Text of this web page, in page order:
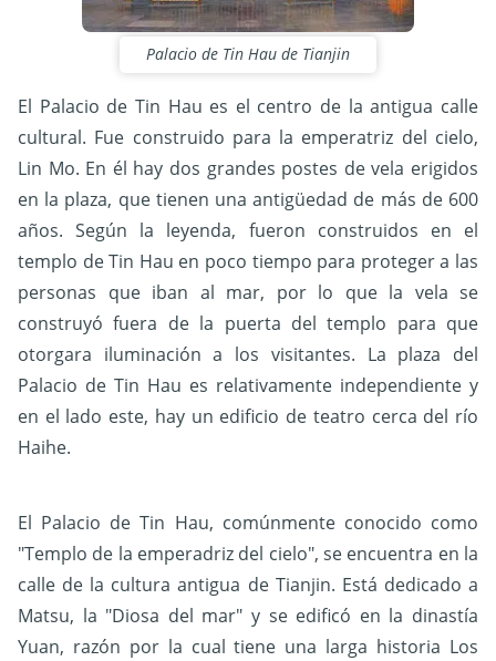
Palacio de Tin Hau de Tianjin
El Palacio de Tin Hau es el centro de la antigua calle
cultural. Fue construido para la emperatriz del cielo,
Lin Mo. En él hay dos grandes postes de vela erigidos
en la plaza, que tienen una antigüedad de más de 600
años. Según la leyenda, fueron construidos en el
templo de Tin Hau en poco tiempo para proteger a las
personas que iban al mar, por lo que la vela se
construyó fuera de la puerta del templo para que
otorgara iluminación a los visitantes. La plaza del
Palacio de Tin Hau es relativamente independiente y
en el lado este, hay un edificio de teatro cerca del río
Haihe.
El Palacio de Tin Hau, comúnmente conocido como
"Templo de la emperadriz del cielo", se encuentra en la
calle de la cultura antigua de Tianjin. Está dedicado a
Matsu, la "Diosa del mar" y se edificó en la dinastía
Yuan, razón por la cual tiene una larga historia Los